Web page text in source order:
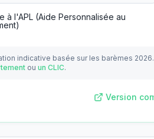
à l'APL (Aide Personnalisée au
indicative basée sur les barèmes 2026.
ou un CLIC.
Version